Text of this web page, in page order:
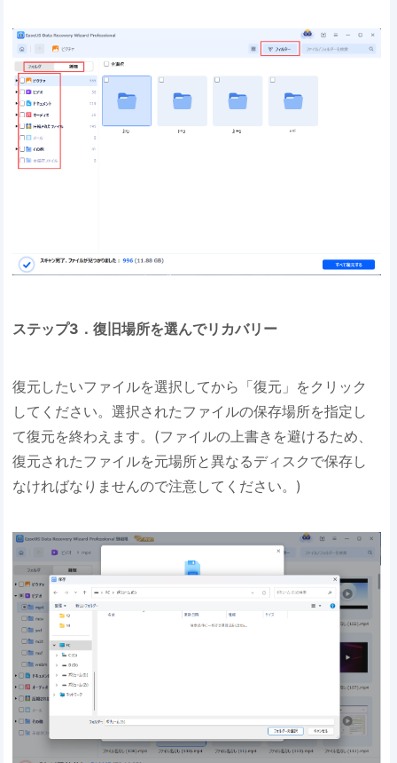
ステップ3．復旧場所を選んでリカバリー
復元したいファイルを選択してから「復元」をクリック
してください。選択されたファイルの保存場所を指定し
て復元を終わえます。(ファイルの上書きを避けるため、
復元されたファイルを元場所と異なるディスクで保存し
なければなりませんので注意してください。)